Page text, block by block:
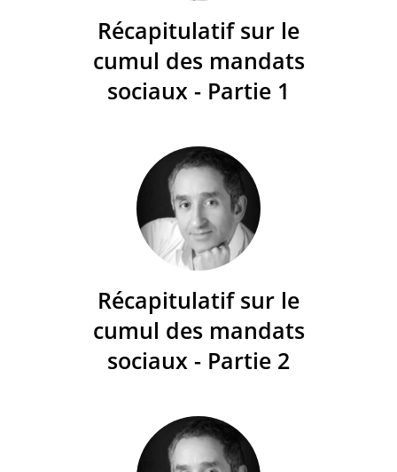
Récapitulatif sur le
cumul des mandats
sociaux - Partie 1
Récapitulatif sur le
cumul des mandats
sociaux - Partie 2